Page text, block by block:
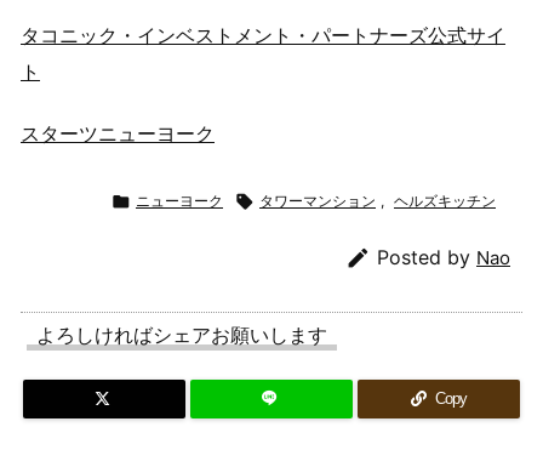
タコニック・インベストメント・パートナーズ公式サイ
ト
スターツニューヨーク
 ニューヨーク  タワーマンション , ヘルズキッチン
 Posted by Nao
よろしければシェアお願いします
Copy